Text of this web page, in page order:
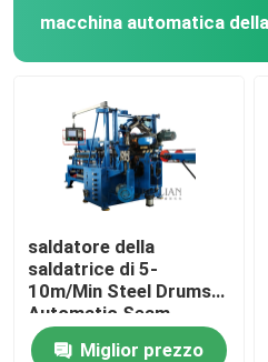
saldatore della
saldatrice di 5-
10m/Min Steel Drums
Automatic Seam
Miglior prezzo